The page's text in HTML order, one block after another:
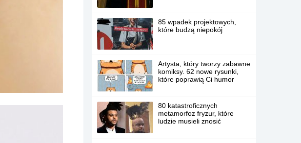
85 wpadek projektowych,
które budzą niepokój
Artysta, który tworzy zabawne
komiksy. 62 nowe rysunki,
które poprawią Ci humor
80 katastroficznych
metamorfoz fryzur, które
ludzie musieli znosić